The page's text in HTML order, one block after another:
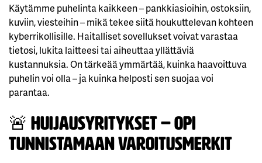
Käytämme puhelinta kaikkeen – pankkiasioihin, ostoksiin,
kuviin, viesteihin – mikä tekee siitä houkuttelevan kohteen
kyberrikollisille. Haitalliset sovellukset voivat varastaa
tietosi, lukita laitteesi tai aiheuttaa yllättäviä
kustannuksia. On tärkeää ymmärtää, kuinka haavoittuva
puhelin voi olla – ja kuinka helposti sen suojaa voi
parantaa.
🚨 Huijausyritykset – opi
tunnistamaan varoitusmerkit